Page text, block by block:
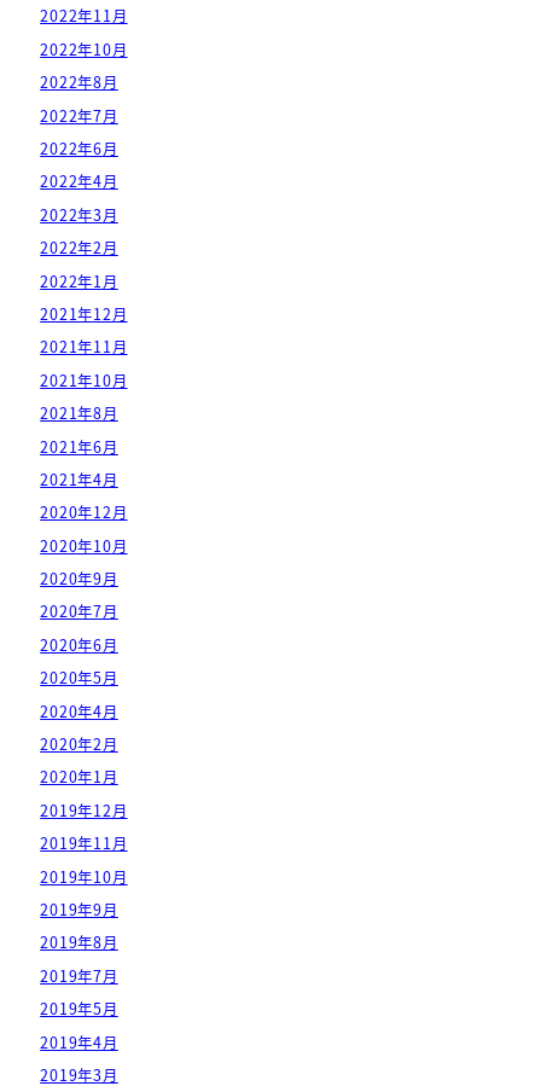
2022年11月
2022年10月
2022年8月
2022年7月
2022年6月
2022年4月
2022年3月
2022年2月
2022年1月
2021年12月
2021年11月
2021年10月
2021年8月
2021年6月
2021年4月
2020年12月
2020年10月
2020年9月
2020年7月
2020年6月
2020年5月
2020年4月
2020年2月
2020年1月
2019年12月
2019年11月
2019年10月
2019年9月
2019年8月
2019年7月
2019年5月
2019年4月
2019年3月